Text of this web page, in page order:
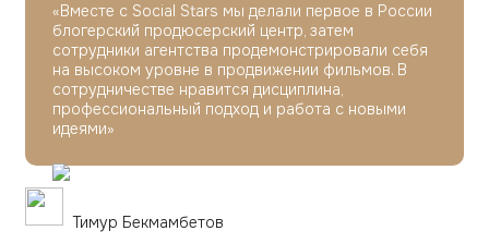
«Вместе с Social Stars мы делали первое в России
блогерский продюсерский центр, затем
сотрудники агентства продемонстрировали себя
на высоком уровне в продвижении фильмов. В
сотрудничестве нравится дисциплина,
профессиональный подход и работа с новыми
идеями»
Тимур Бекмамбетов